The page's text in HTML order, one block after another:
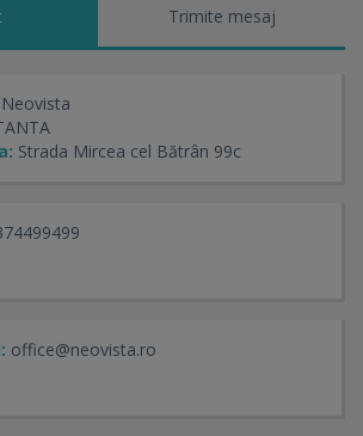
Trimite mesaj
Strada Mircea cel Bătrân 99c
office@neovista.ro